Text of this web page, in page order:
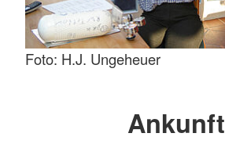
Foto: H.J. Ungeheuer
Ankunft